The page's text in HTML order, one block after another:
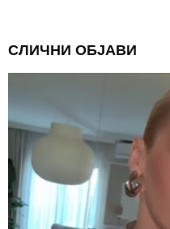
СЛИЧНИ ОБЈАВИ